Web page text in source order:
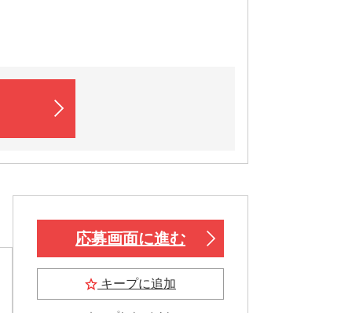
応募画面に進む
キープに追加